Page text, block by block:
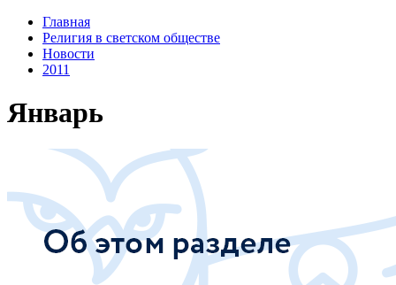
Главная
Религия в светском обществе
Новости
2011
Январь